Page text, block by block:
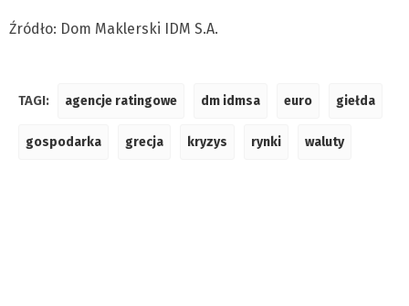
Źródło: Dom Maklerski IDM S.A.
TAGI: agencje ratingowe dm idmsa euro giełda
gospodarka grecja kryzys rynki waluty